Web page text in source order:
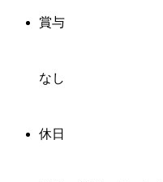
賞与
なし
休日